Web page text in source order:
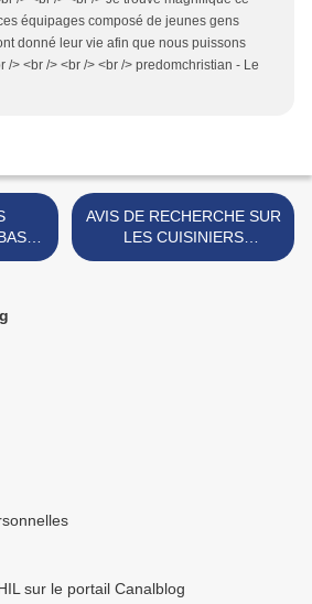
équipages composé de jeunes gens
donné leur vie afin que nous puissons
/> <br /> <br /> <br /> predomchristian - Le
AVIS DE RECHERCHE SUR
LES CUISINIERS
D'ELVINGTON >
sur le portail Canalblog